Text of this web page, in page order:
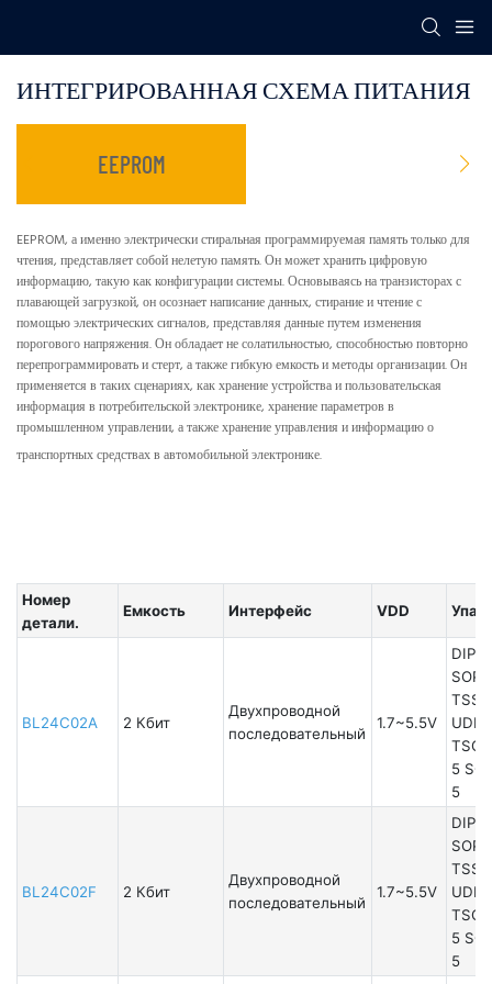
ИНТЕГРИРОВАННАЯ СХЕМА ПИТАНИЯ
EEPROM
EEPROM, а именно электрически стиральная программируемая память только для
чтения, представляет собой нелетую память. Он может хранить цифровую
информацию, такую ​​как конфигурации системы. Основываясь на транзисторах с
плавающей загрузкой, он осознает написание данных, стирание и чтение с
помощью электрических сигналов, представляя данные путем изменения
порогового напряжения. Он обладает не солатильностью, способностью повторно
перепрограммировать и стерт, а также гибкую емкость и методы организации. Он
применяется в таких сценариях, как хранение устройства и пользовательская
информация в потребительской электронике, хранение параметров в
промышленном управлении, а также хранение управления и информацию о
транспортных средствах в автомобильной электронике.
Номер
детали.
Емкость Интерфейс VDD
BL24C02A 2 Кбит
Двухпроводной
последовательный
1.7~5.5V
DIP8
SOP8
5
5
BL24C02F 2 Кбит
Двухпроводной
последовательный
1.7~5.5V
DIP8
SOP8
5
5